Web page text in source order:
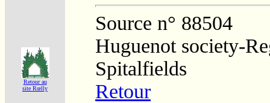
Retour au
site Rœlly
Source n° 88504
Huguenot society-
Spitalfields
Retour